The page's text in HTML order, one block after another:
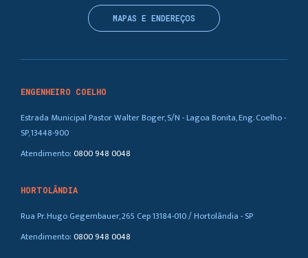
ENGENHEIRO COELHO
Estrada Municipal Pastor Walter Boger, S/N - Lagoa Bonita, Eng. Coelho -
SP, 13448-900
Atendimento:0800 948 0048
HORTOLÂNDIA
Rua Pr. Hugo Gegembauer, 265 Cep 13184-010 / Hortolândia - SP
Atendimento:0800 948 0048
MAPAS E ENDEREÇOS